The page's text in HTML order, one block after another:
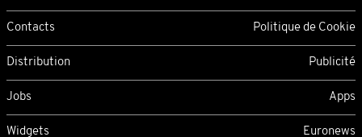
Contacts Politique de Cookie
Distribution Publicité
Jobs Apps
Widgets Euronews